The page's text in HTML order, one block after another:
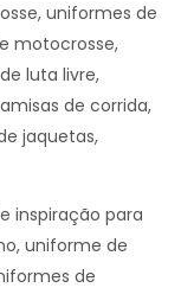
uniformes de
motocrosse,
luta livre,
de corrida,
jaquetas,
inspiração para
uniforme de
de